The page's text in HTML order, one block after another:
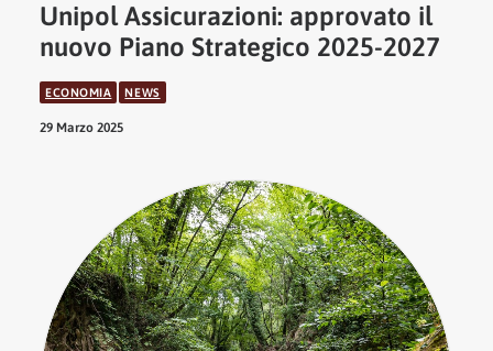
Unipol Assicurazioni: approvato il
nuovo Piano Strategico 2025-2027
ECONOMIA NEWS
29 Marzo 2025